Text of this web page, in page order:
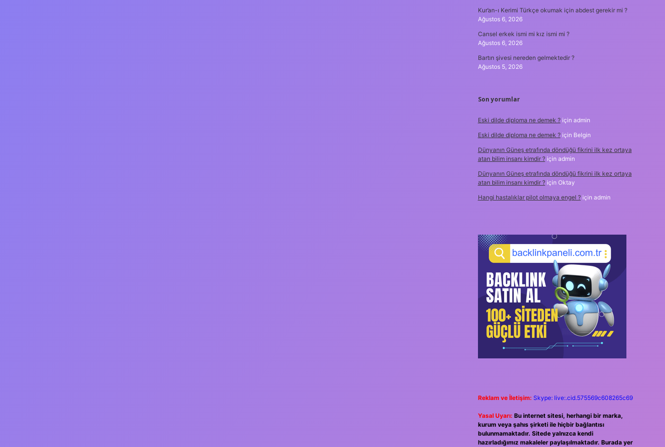
Kur’an-ı Kerimi Türkçe okumak için abdest gerekir mi ?
Ağustos 6, 2026
Cansel erkek ismi mi kız ismi mi ?
Ağustos 6, 2026
Bartın şivesi nereden gelmektedir ?
Ağustos 5, 2026
Son yorumlar
Eski dilde diploma ne demek ?için admin
Eski dilde diploma ne demek ?için Belgin
Dünyanın Güneş etrafında döndüğü fikrini ilk kez ortaya
atan bilim insanı kimdir ?için admin
Dünyanın Güneş etrafında döndüğü fikrini ilk kez ortaya
atan bilim insanı kimdir ?için Oktay
Hangi hastalıklar pilot olmaya engel ?için admin
Reklam ve İletişim: Skype: live:.cid.575569c608265c69
Yasal Uyarı: Bu internet sitesi, herhangi bir marka,
kurum veya şahıs şirketi ile hiçbir bağlantısı
bulunmamaktadır. Sitede yalnızca kendi
hazırladığımız makaleler paylaşılmaktadır. Burada yer